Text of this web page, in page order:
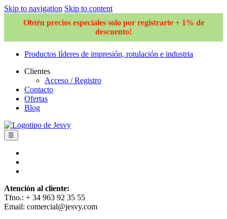
Skip to navigation Skip to content
Obtén precios especiales solo por registrarte + 1% de
descuento!
Productos líderes de impresión, rotulación e industria
Clientes
Acceso / Registro
Contacto
Ofertas
Blog
☰
Atención al cliente:
Tfno.: + 34 963 92 35 55
Email: comercial@jesvy.com